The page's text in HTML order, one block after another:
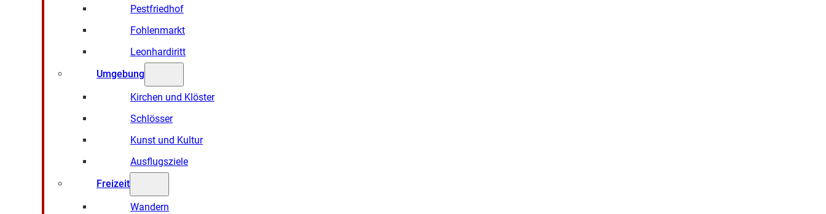
Pestfriedhof
Fohlenmarkt
Leonhardiritt
Umgebung
Kirchen und Klöster
Schlösser
Kunst und Kultur
Ausflugsziele
Freizeit
Wandern